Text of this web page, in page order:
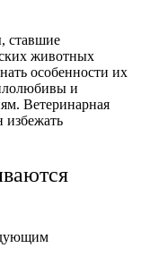
ставшие
животных
особенности их
и
Ветеринарная
избежать